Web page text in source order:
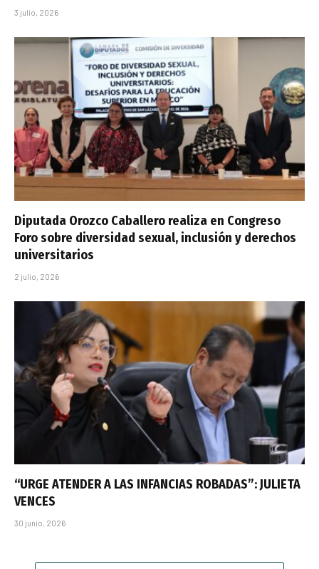
3 julio, 2026
Diputada Orozco Caballero realiza en Congreso
Foro sobre diversidad sexual, inclusión y derechos
universitarios
2 julio, 2026
“URGE ATENDER A LAS INFANCIAS ROBADAS”: JULIETA
VENCES
30 junio, 2026